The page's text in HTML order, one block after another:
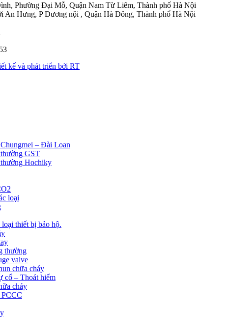
Phường Đại Mỗ, Quận Nam Từ Liêm, Thành phố Hà Nội
Hưng, P Dương nội , Quận Hà Đông, Thành phố Hà Nội
kế và phát triển bởi RT
– Đài Loan
GST
Hochiky
loại
thiết bị bảo hộ.
thường
valve
chữa cháy
cố – Thoát hiểm
cháy